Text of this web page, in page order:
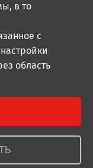
в то
с
область